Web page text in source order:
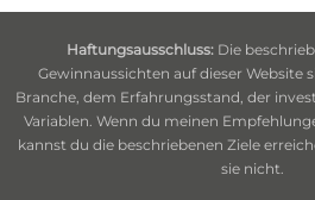
Haftungsausschluss: Die
Gewinnaussichten auf dieser Website
Branche, dem Erfahrungsstand, der
Variablen. Wenn du meinen
kannst du die beschriebenen Ziele
sie nicht.